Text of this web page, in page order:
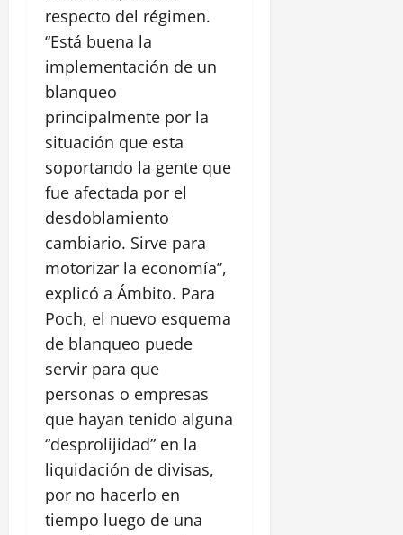
respecto del régimen.
“Está buena la
implementación de un
blanqueo
principalmente por la
situación que esta
soportando la gente que
fue afectada por el
desdoblamiento
cambiario. Sirve para
motorizar la economía”,
explicó a Ámbito. Para
Poch, el nuevo esquema
de blanqueo puede
servir para que
personas o empresas
que hayan tenido alguna
“desprolijidad” en la
liquidación de divisas,
por no hacerlo en
tiempo luego de una